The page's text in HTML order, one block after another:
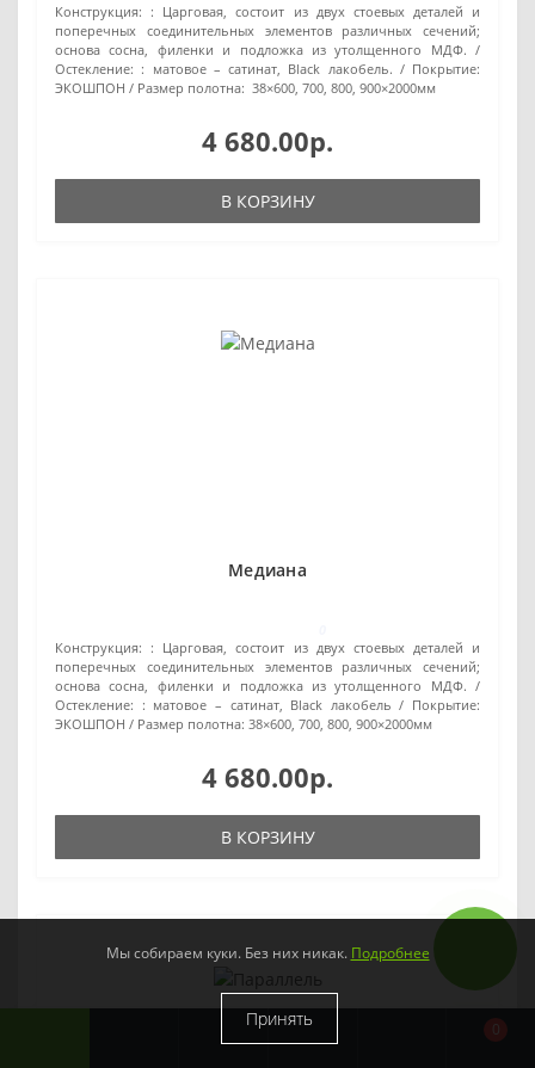
0
Конструкция: : Царговая, состоит из двух стоевых деталей и
поперечных соединительных элементов различных сечений;
основа сосна, филенки и подложка из утолщенного МДФ.
Остекление: : матовое – сатинат, Black лакобель.
Покрытие:
ЭКОШПОН
Размер полотна: 38×600, 700, 800, 900×2000мм
4 680.00р.
В КОРЗИНУ
Медиана
Конструкция: : Царговая, состоит из двух стоевых деталей и
поперечных соединительных элементов различных сечений;
основа сосна, филенки и подложка из утолщенного МДФ.
Остекление: : матовое – сатинат, Black лакобель
Покрытие:
ЭКОШПОН
Размер полотна: 38×600, 700, 800, 900×2000мм
4 680.00р.
В КОРЗИНУ
Мы собираем куки. Без них никак. Подробнее
Принять